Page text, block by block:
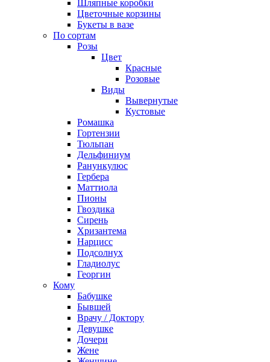
Шляпные коробки
Цветочные корзины
Букеты в вазе
По сортам
Розы
Цвет
Красные
Розовые
Виды
Вывернутые
Кустовые
Ромашка
Гортензии
Тюльпан
Дельфиниум
Ранункулюс
Гербера
Маттиола
Пионы
Гвоздика
Сирень
Хризантема
Нарцисс
Подсолнух
Гладиолус
Георгин
Кому
Бабушке
Бывшей
Врачу / Доктору
Девушке
Дочери
Жене